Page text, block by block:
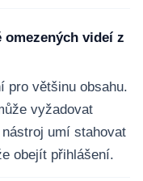
omezených videí z
pro většinu obsahu.
vyžadovat
umí stahovat
obejít přihlášení.